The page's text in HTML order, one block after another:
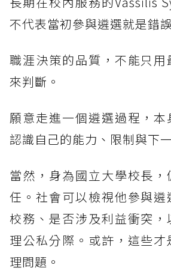
不代表當初參與遴選就是錯
職涯決策的品質，不能只
來判斷。
願意走進一個遴選過程，
認識自己的能力、限制與下
當然，身為國立大學校長
任。社會可以檢視他參與
校務、是否涉及利益衝突
理公私分際。或許，這些
理問題。